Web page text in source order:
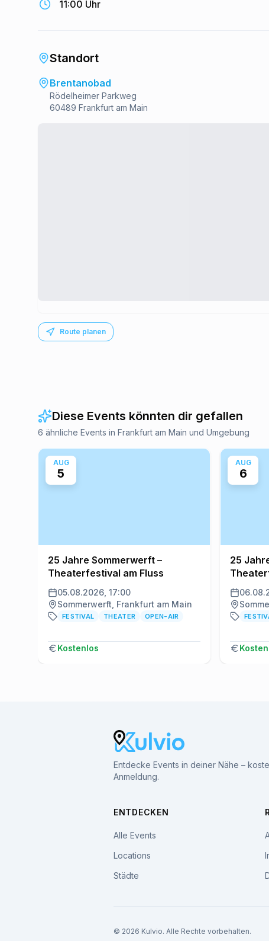
11:00 Uhr
Standort
Brentanobad
Rödelheimer Parkweg
60489 Frankfurt am Main
Route planen
Diese Events könnten dir gefallen
6 ähnliche Events in Frankfurt am Main und Umgebung
AUG
5
25 Jahre Sommerwerft –
Theaterfestival am Fluss
05.08.2026, 17:00
Sommerwerft, Frankfurt am Main
FESTIVAL THEATER OPEN-AIR
Kostenlos
AUG
6
25
Entdecke Events in deiner Nähe –
Anmeldung.
ENTDECKEN
Alle Events
Locations
Städte
© 2026 Kulvio. Alle Rechte vorbehalten.